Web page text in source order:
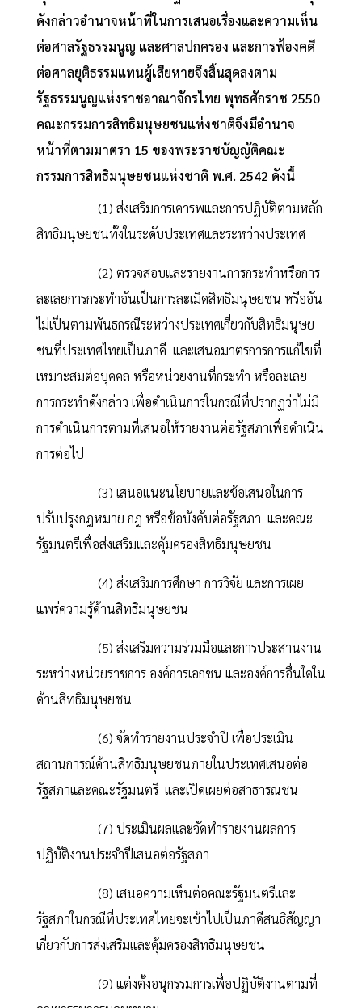
ดังกล่าวอำนาจหน้าที่ในการเสนอเรื่องและความเห็น
ต่อศาลรัฐธรรมนูญ และศาลปกครอง และการฟ้องคดี
ต่อศาลยุติธรรมแทนผู้เสียหายจึงสิ้นสุดลงตาม
รัฐธรรมนูญแห่งราชอาณาจักรไทย พุทธศักราช 2550
คณะกรรมการสิทธิมนุษยชนแห่งชาติจึงมีอำนาจ
หน้าที่ตามมาตรา 15 ของพระราชบัญญัติคณะ
กรรมการสิทธิมนุษยชนแห่งชาติ พ.ศ. 2542 ดังนี้
(1) ส่งเสริมการเคารพและการปฏิบัติตามหลัก
สิทธิมนุษยชนทั้งในระดับประเทศและระหว่างประเทศ
(2) ตรวจสอบและรายงานการกระทำหรือการ
ละเลยการกระทำอันเป็นการละเมิดสิทธิมนุษยชน หรืออัน
ไม่เป็นตามพันธกรณีระหว่างประเทศเกี่ยวกับสิทธิมนุษย
ชนที่ประเทศไทยเป็นภาคี และเสนอมาตรการการแก้ไขที่
เหมาะสมต่อบุคคล หรือหน่วยงานที่กระทำ หรือละเลย
การกระทำดังกล่าว เพื่อดำเนินการในกรณีที่ปรากฏว่าไม่มี
การดำเนินการตามที่เสนอให้รายงานต่อรัฐสภาเพื่อดำเนิน
การต่อไป
(3) เสนอแนะนโยบายและข้อเสนอในการ
ปรับปรุงกฎหมาย กฎ หรือข้อบังคับต่อรัฐสภา และคณะ
รัฐมนตรีเพื่อส่งเสริมและคุ้มครองสิทธิมนุษยชน
(4) ส่งเสริมการศึกษา การวิจัย และการเผย
แพร่ความรู้ด้านสิทธิมนุษยชน
(5) ส่งเสริมความร่วมมือและการประสานงาน
ระหว่างหน่วยราชการ องค์การเอกชน และองค์การอื่นใดใน
ด้านสิทธิมนุษยชน
(6) จัดทำรายงานประจำปี เพื่อประเมิน
สถานการณ์ด้านสิทธิมนุษยชนภายในประเทศเสนอต่อ
รัฐสภาและคณะรัฐมนตรี และเปิดเผยต่อสาธารณชน
(7) ประเมินผลและจัดทำรายงานผลการ
ปฏิบัติงานประจำปีเสนอต่อรัฐสภา
(8) เสนอความเห็นต่อคณะรัฐมนตรีและ
รัฐสภาในกรณีที่ประเทศไทยจะเข้าไปเป็นภาคีสนธิสัญญา
เกี่ยวกับการส่งเสริมและคุ้มครองสิทธิมนุษยชน
(9) แต่งตั้งอนุกรรมการเพื่อปฏิบัติงานตามที่